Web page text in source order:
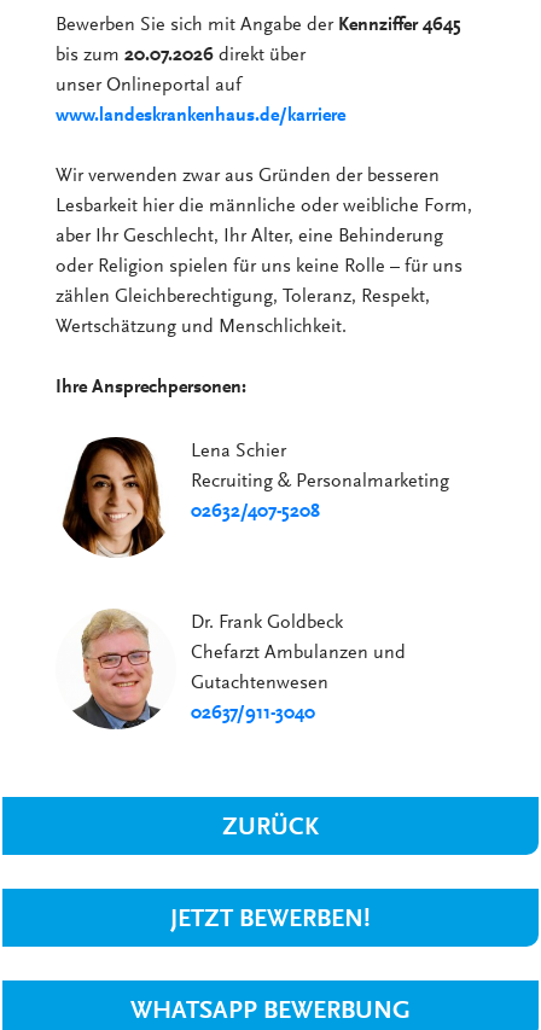
Bewerben Sie sich mit Angabe der Kennziffer 4645
bis zum20.07.2026 direkt über
unser Onlineportal auf
www.landeskrankenhaus.de/karriere
Wir verwenden zwar aus Gründen der besseren
Lesbarkeit hier die männliche oder weibliche Form,
aber Ihr Geschlecht, Ihr Alter, eine Behinderung
oder Religion spielen für uns keine Rolle – für uns
zählen Gleichberechtigung, Toleranz, Respekt,
Wertschätzung und Menschlichkeit.
Ihre Ansprechpersonen:
Lena Schier
Recruiting & Personalmarketing
02632/407-5208
Dr. Frank Goldbeck
Chefarzt Ambulanzen und
Gutachtenwesen
02637/911-3040
ZURÜCK
JETZT BEWERBEN!
WHATSAPP BEWERBUNG